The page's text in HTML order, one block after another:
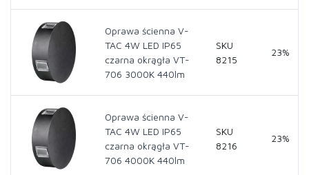
Oprawa ścienna V-
TAC 4W LED IP65
czarna okrągła VT-
706 3000K 440lm
SKU
8215
23%
Oprawa ścienna V-
TAC 4W LED IP65
czarna okrągła VT-
706 4000K 440lm
SKU
8216
23%